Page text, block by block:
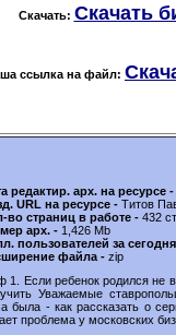
Скачать: Скачать
ссылка на файл:
редактир. арх. на ресурсе -
URL на ресурсе - Титов
во страниц в работе - 432
арх. - 1,426 Mb
пользователей за
файла - zip
1. Если ребенок родился не
Уважаемые
была - как рассказать о
проблема у московских